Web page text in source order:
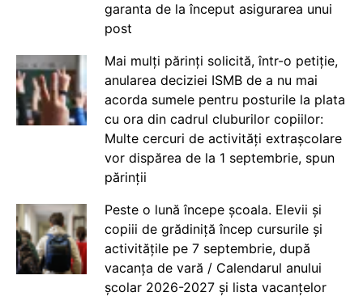
garanta de la început asigurarea unui
post
Mai mulți părinți solicită, într-o petiție,
anularea deciziei ISMB de a nu mai
acorda sumele pentru posturile la plata
cu ora din cadrul cluburilor copiilor:
Multe cercuri de activități extrașcolare
vor dispărea de la 1 septembrie, spun
părinții
Peste o lună începe școala. Elevii și
copiii de grădiniță încep cursurile și
activitățile pe 7 septembrie, după
vacanța de vară / Calendarul anului
școlar 2026-2027 și lista vacanțelor